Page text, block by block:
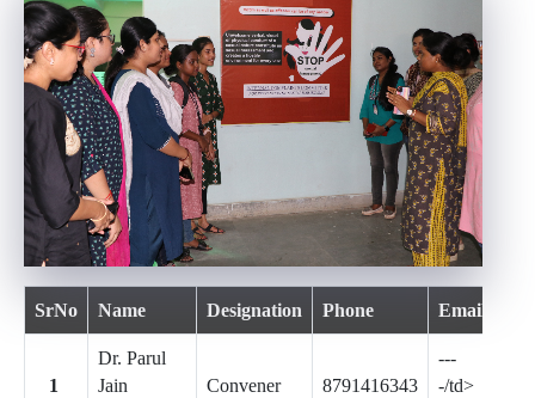
SrNo Name Designation Phone Email
Dr. Parul
Jain
Convener 8791416343
---
-/td>